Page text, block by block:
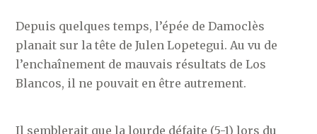
Depuis quelques temps, l’épée de Damoclès
planait sur la tête de Julen Lopetegui. Au vu de
l’enchaînement de mauvais résultats de Los
Blancos, il ne pouvait en être autrement.
Il semblerait que la lourde défaite (5-1) lors du